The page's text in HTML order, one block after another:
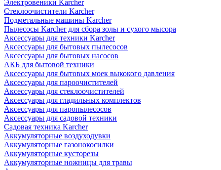
Электровеники Karcher
Стеклоочистители Karcher
Подметальные машины Karcher
Пылесосы Karcher для сбора золы и сухого мысора
Аксессуары для техники Karcher
Аксессуары для бытовых пылесосов
Аксессуары для бытовых насосов
АКБ для бытовой техники
Аксессуары для бытовых моек выкокого давления
Аксессуары для пароочистителей
Аксессуары для стеклоочистителей
Аксессуары для гладильных комплектов
Аксессуары для паропылесосов
Аксессуары для садовой техники
Садовая техника Karcher
Аккумуляторные воздуходувки
Аккумуляторные газонокосилки
Аккумуляторные кусторезы
Аккумуляторные ножницы для травы